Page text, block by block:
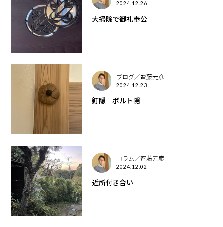
2024.12.26
大掃除で御礼奉公
ブログ／齊藤元彦
2024.12.23
釘隠 ボルト隠
コラム／齊藤元彦
2024.12.02
近所付き合い